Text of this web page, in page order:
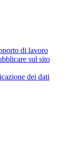
di lavoro
sul sito
dei dati